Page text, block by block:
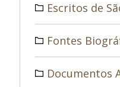
Escritos de
Fontes
Documentos